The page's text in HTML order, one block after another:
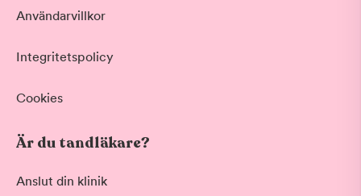
Användarvillkor
Integritetspolicy
Cookies
Är du tandläkare?
Anslut din klinik